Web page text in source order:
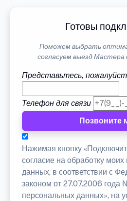
Готовы
Поможем выбрать
согласуем выезд Мастера
Представьтесь,
Телефон для связи
Позвоните
Нажимая кнопку
согласие на обработку
данных, в соответствии с
законом от 27.07.2006
персональных данных», на